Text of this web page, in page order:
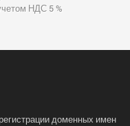
НДС 5 %
доменных имен